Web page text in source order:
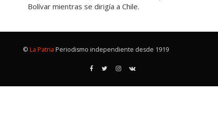
Bolívar mientras se dirigía a Chile.
© La Patria Periodismo independiente desde 1919